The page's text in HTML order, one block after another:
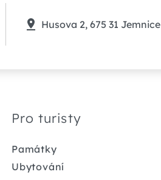
Husova 2, 675 31 Jemnice
Pro turisty
Památky
Ubytování